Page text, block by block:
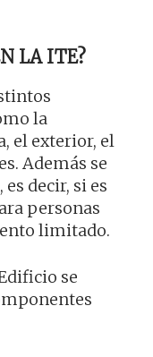
LA ITE?
la
el exterior, el
Además se
decir, si es
personas
limitado.
se